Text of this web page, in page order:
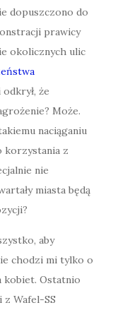
dopuszczono do
prawicy
okolicznych ulic
odkrył, że
Może.
naciąganiu
korzystania z
nie
miasta będą
aby
chodzi mi tylko o
kobiet. Ostatnio
z Wafel-SS